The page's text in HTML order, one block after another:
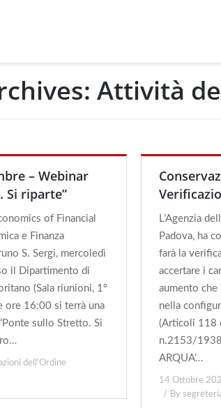
Attività
– Webinar
Si riparte”
of Financial
e Finanza
S. Sergi, mercoledì
il Dipartimento di
(Sala riunioni, 1°
ore 16:00 si terrà una
sullo Stretto. Si
dell'Ordine
L’Agenzia
Padova, ha
farà la
accertare i
aumento
nella
(Articoli 118
n.2153/
ARQUA’…
14 Ottobre
By